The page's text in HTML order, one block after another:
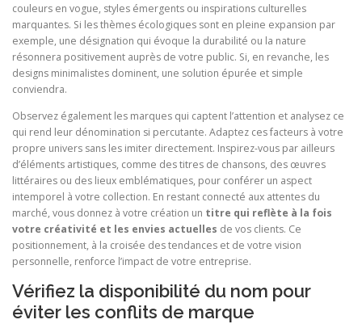
couleurs en vogue, styles émergents ou inspirations culturelles
marquantes. Si les thèmes écologiques sont en pleine expansion par
exemple, une désignation qui évoque la durabilité ou la nature
résonnera positivement auprès de votre public. Si, en revanche, les
designs minimalistes dominent, une solution épurée et simple
conviendra.
Observez également les marques qui captent l’attention et analysez ce
qui rend leur dénomination si percutante. Adaptez ces facteurs à votre
propre univers sans les imiter directement. Inspirez-vous par ailleurs
d’éléments artistiques, comme des titres de chansons, des œuvres
littéraires ou des lieux emblématiques, pour conférer un aspect
intemporel à votre collection. En restant connecté aux attentes du
marché, vous donnez à votre création un titre qui reflète à la fois
votre créativité et les envies actuelles de vos clients. Ce
positionnement, à la croisée des tendances et de votre vision
personnelle, renforce l’impact de votre entreprise.
Vérifiez la disponibilité du nom pour
éviter les conflits de marque